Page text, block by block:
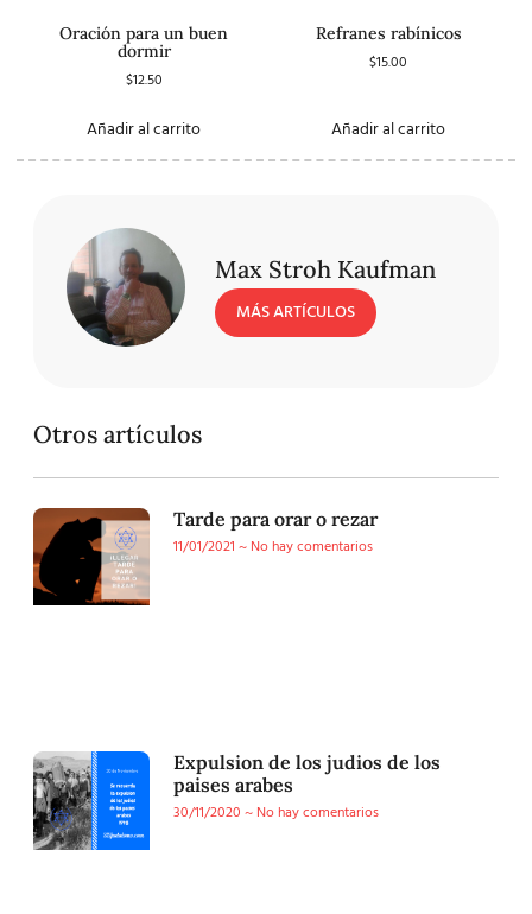
Oración para un buen
dormir
$12.50
Añadir al carrito
Refranes rabínicos
$15.00
Añadir al carrito
Max Stroh Kaufman
MÁS ARTÍCULOS
Otros artículos
Tarde para orar o rezar
11/01/2021
No hay comentarios
Expulsion de los judios de los
paises arabes
30/11/2020
No hay comentarios